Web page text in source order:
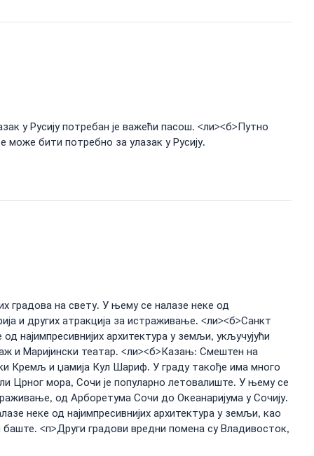
у Русију потребан је важећи пасош. <ли><б>Путно
може бити потребно за улазак у Русију.
градова на свету. У њему се налазе неке од
и других атракција за истраживање. <ли><б>Санкт
најимпресивнијих архитектура у земљи, укључујући
и Маријински театар. <ли><б>Казањ: Смештен на
Кремљ и џамија Кул Шариф. У граду такође има много
Црног мора, Сочи је популарно летовалиште. У њему се
од Арборетума Сочи до Океанаријума у ​​Сочију.
неке од најимпресивнијих архитектура у земљи, као
<п>Други градови вредни помена су Владивосток,